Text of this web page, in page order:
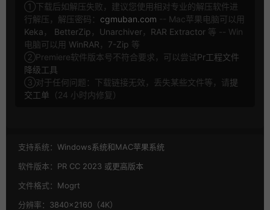
①下载后如解压失败，建议您使用相对专业的解压软件进
行解压，解压密码： cgmuban.com -- Mac苹果电脑可以用
Keka ， BetterZip ， Unarchiver， RAR Extractor 等 -- Win
电脑可以用 WinRAR ， 7-Zip 等
②Premiere软件版本号不符合要求，可以尝试Pr工程文件
降级工具
③对于任何问题：下载链接无效，丢失某些文件等，请提
交工单 （24 小时内修复）
支持系统： Windows系统和MAC苹果系统
软件版本： PR CC 2023 或更高版本
文件格式： Mogrt
分辨率： 3840×2160（4K）